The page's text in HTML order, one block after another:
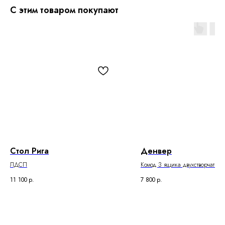
С этим товаром покупают
Стол Рига
ЛДСП
11 100 р.
Денвер
Комод 3 ящика двухстворчатый
7 800 р.